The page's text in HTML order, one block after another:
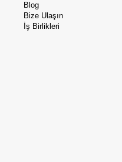
Blog
Bize Ulaşın
İş Birlikleri